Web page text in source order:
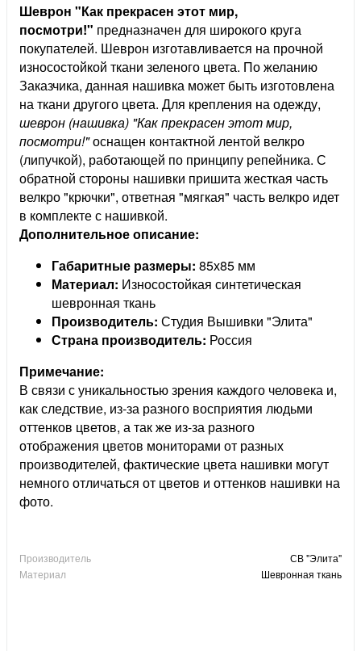
Шеврон "Как прекрасен этот мир,
посмотри!" предназначен для широкого круга
покупателей. Шеврон изготавливается на прочной
износостойкой ткани зеленого цвета. По желанию
Заказчика, данная нашивка может быть изготовлена
на ткани другого цвета. Для крепления на одежду,
шеврон (нашивка) "Как прекрасен этот мир,
посмотри!"оснащен контактной лентой велкро
(липучкой), работающей по принципу репейника. С
обратной стороны нашивки пришита жесткая часть
велкро "крючки", ответная "мягкая" часть велкро идет
в комплекте с нашивкой.
Дополнительное описание:
Габаритные размеры: 85х85 мм
Материал: Износостойкая синтетическая
шевронная ткань
Производитель: Студия Вышивки "Элита"
Страна производитель: Россия
Примечание:
В связи с уникальностью зрения каждого человека и,
как следствие, из-за разного восприятия людьми
оттенков цветов, а так же из-за разного
отображения цветов мониторами от разных
производителей, фактические цвета нашивки могут
немного отличаться от цветов и оттенков нашивки на
фото.
Производитель
СВ "Элита"
Материал
Шевронная ткань